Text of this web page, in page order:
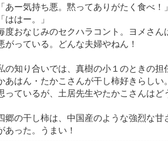
あー気持ち悪。黙ってありがたく食べ！
はー。」
おなじみのセクハラコント。ヨメさん
がっている。どんな夫婦やねん！
知り合いでは、真樹の小１のときの担
あはん・たかこさんが干し柿好きらし
っているが、土居先生やたかこさんはど
の干し柿は、中国産のような強烈な甘
あった。うまい！